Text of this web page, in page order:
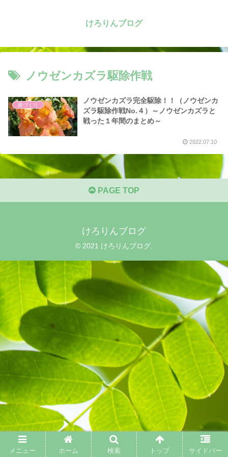
けろりんブログ
ノウゼンカズラ駆除作戦
庭づくり
ノウゼンカズラ完全駆除！！（ノウゼンカ
ズラ駆除作戦No.４）～ノウゼンカズラと
戦った１年間のまとめ～
2022.07.10
PAGE TOP
けろりんブログ
© 2021 けろりんブログ.
メニュー ホーム 検索 トップ サイドバー